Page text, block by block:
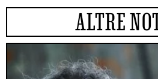
ALTRE